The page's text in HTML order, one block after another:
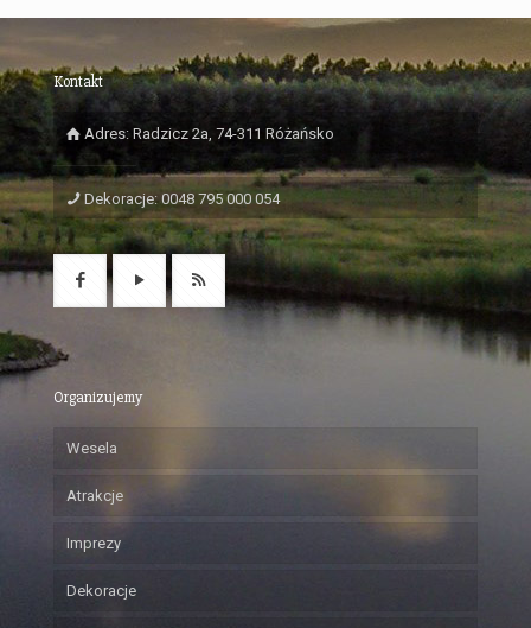
Kontakt
Adres: Radzicz 2a, 74-311 Różańsko
Dekoracje: 0048 795 000 054
Organizujemy
Wesela
Atrakcje
Imprezy
Dekoracje